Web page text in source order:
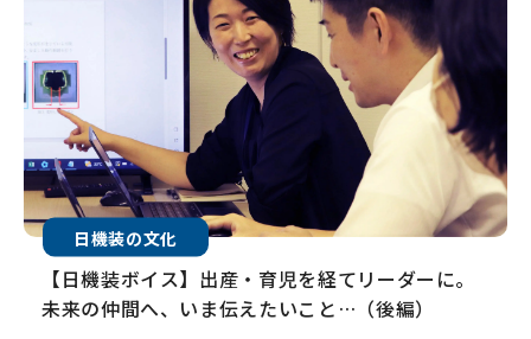
日機装の文化
【日機装ボイス】出産・育児を経てリーダーに。
未来の仲間へ、いま伝えたいこと…（後編）